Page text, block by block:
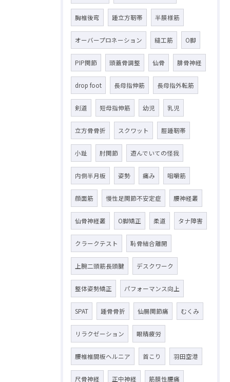
胸椎後弯 踵立方靭帯 半膜様筋
オーバープロネーション 縫工筋 O脚
PIP関節 頭蓋骨調整 仙骨 腓骨神経
drop foot 長母指伸筋 長母指外転筋
剣道 短母指伸筋 幼児 乳児
立方骨骨折 スクワット 脛踵靭帯
小趾 肘関節 遊んでいての怪我
内側半月板 姿勢 痛み 咀嚼筋
顔面筋 慢性足関節不安定症 腰神経叢
仙骨神経叢 O脚矯正 柔道 タナ障害
クラークテスト 恥骨結合離開
上腕二頭筋長頭腱 デスクワーク
整体姿勢矯正 パフォーマンス向上
SPAT 踵骨骨折 仙腸関節痛 むくみ
リラクゼーション 眼精疲労
腰椎椎間板ヘルニア 首こり 羽田空港
尺骨神経 正中神経 筋膜性腰痛